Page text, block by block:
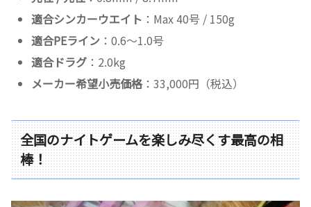
適合シンカーウエイト ：Max 40号 / 150g
適合PEライン ：0.6〜1.0号
適合ドラグ ：2.0kg
メーカー希望小売価格：33,000円（税込）
全国のナイトゲームを楽しみ尽くす最高の相
棒！